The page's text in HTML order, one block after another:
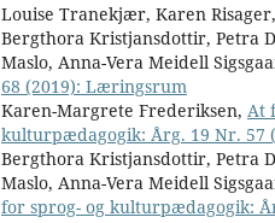
Louise Tranekjær, Karen
Bergthora Kristjansdottir, Petra
Maslo, Anna-Vera Meidell
68 (2019): Læringsrum
Karen-Margrete Frederiksen, At
kulturpædagogik: Årg. 19 Nr. 57
Bergthora Kristjansdottir, Petra
Maslo, Anna-Vera Meidell
for sprog- og kulturpædagogik: